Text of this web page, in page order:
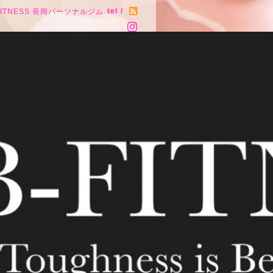
長岡パーソナルジム tel /